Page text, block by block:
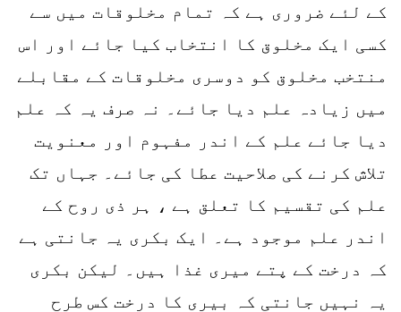
کے لئے ضروری ہے کہ تمام مخلوقات میں سے
کسی ایک مخلوق کا انتخاب کیا جائے اور اس
منتخب مخلوق کو دوسری مخلوقات کے مقابلے
میں زیادہ علم دیا جائے۔ نہ صرف یہ کہ علم
دیا جائے علم کے اندر مفہوم اور معنویت
تلاش کرنے کی صلاحیت عطا کی جائے۔ جہاں تک
علم کی تقسیم کا تعلق ہے ، ہر ذی روح کے
اندر علم موجود ہے۔ ایک بکری یہ جانتی ہے
کہ درخت کے پتے میری غذا ہیں۔ لیکن بکری
یہ نہیں جانتی کہ بیری کا درخت کس طرح